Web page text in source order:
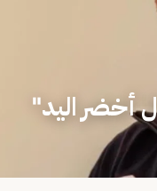
أخضر اليد"